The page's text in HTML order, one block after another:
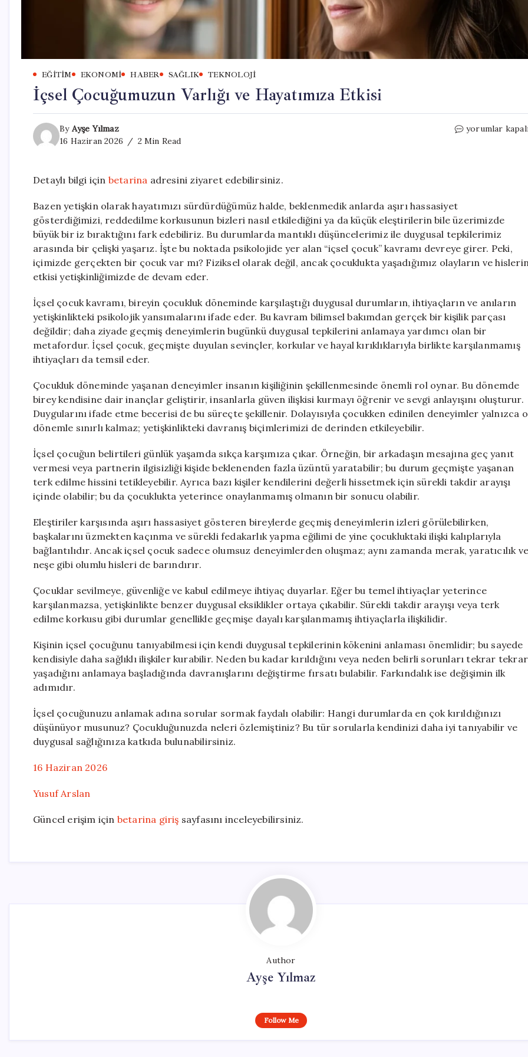
EĞITIM EKONOMI HABER SAĞLIK TEKNOLOJI
İçsel Çocuğumuzun Varlığı ve Hayatımıza Etkisi
By Ayşe Yılmaz
16 Haziran 2026
2 Min Read
İçsel
yorumlar
Detaylı bilgi için betarina adresini ziyaret edebilirsiniz.
Bazen yetişkin olarak hayatımızı sürdürdüğümüz halde, beklenmedik anlarda aşırı hassasiyet
gösterdiğimizi, reddedilme korkusunun bizleri nasıl etkilediğini ya da küçük eleştirilerin bile üzerimizde
büyük bir iz bıraktığını fark edebiliriz. Bu durumlarda mantıklı düşüncelerimiz ile duygusal tepkilerimiz
arasında bir çelişki yaşarız. İşte bu noktada psikolojide yer alan “içsel çocuk” kavramı devreye girer. Peki,
içimizde gerçekten bir çocuk var mı? Fiziksel olarak değil, ancak çocuklukta yaşadığımız olayların ve
etkisi yetişkinliğimizde de devam eder.
İçsel çocuk kavramı, bireyin çocukluk döneminde karşılaştığı duygusal durumların, ihtiyaçların ve anıların
yetişkinlikteki psikolojik yansımalarını ifade eder. Bu kavram bilimsel bakımdan gerçek bir kişilik parçası
değildir; daha ziyade geçmiş deneyimlerin bugünkü duygusal tepkilerini anlamaya yardımcı olan bir
metafordur. İçsel çocuk, geçmişte duyulan sevinçler, korkular ve hayal kırıklıklarıyla birlikte karşılanmamış
ihtiyaçları da temsil eder.
Çocukluk döneminde yaşanan deneyimler insanın kişiliğinin şekillenmesinde önemli rol oynar. Bu dönemde
birey kendisine dair inançlar geliştirir, insanlarla güven ilişkisi kurmayı öğrenir ve sevgi anlayışını oluşturur.
Duygularını ifade etme becerisi de bu süreçte şekillenir. Dolayısıyla çocukken edinilen deneyimler yalnızca o
dönemle sınırlı kalmaz; yetişkinlikteki davranış biçimlerimizi de derinden etkileyebilir.
İçsel çocuğun belirtileri günlük yaşamda sıkça karşımıza çıkar. Örneğin, bir arkadaşın mesajına geç yanıt
vermesi veya partnerin ilgisizliği kişide beklenenden fazla üzüntü yaratabilir; bu durum geçmişte yaşanan
terk edilme hissini tetikleyebilir. Ayrıca bazı kişiler kendilerini değerli hissetmek için sürekli takdir arayışı
içinde olabilir; bu da çocuklukta yeterince onaylanmamış olmanın bir sonucu olabilir.
Eleştiriler karşısında aşırı hassasiyet gösteren bireylerde geçmiş deneyimlerin izleri görülebilirken,
başkalarını üzmekten kaçınma ve sürekli fedakarlık yapma eğilimi de yine çocukluktaki ilişki kalıplarıyla
bağlantılıdır. Ancak içsel çocuk sadece olumsuz deneyimlerden oluşmaz; aynı zamanda merak, yaratıcılık
neşe gibi olumlu hisleri de barındırır.
Çocuklar sevilmeye, güvenliğe ve kabul edilmeye ihtiyaç duyarlar. Eğer bu temel ihtiyaçlar yeterince
karşılanmazsa, yetişkinlikte benzer duygusal eksiklikler ortaya çıkabilir. Sürekli takdir arayışı veya terk
edilme korkusu gibi durumlar genellikle geçmişe dayalı karşılanmamış ihtiyaçlarla ilişkilidir.
Kişinin içsel çocuğunu tanıyabilmesi için kendi duygusal tepkilerinin kökenini anlaması önemlidir; bu sayede
kendisiyle daha sağlıklı ilişkiler kurabilir. Neden bu kadar kırıldığını veya neden belirli sorunları tekrar tekrar
yaşadığını anlamaya başladığında davranışlarını değiştirme fırsatı bulabilir. Farkındalık ise değişimin ilk
adımıdır.
İçsel çocuğunuzu anlamak adına sorular sormak faydalı olabilir: Hangi durumlarda en çok kırıldığınızı
düşünüyor musunuz? Çocukluğunuzda neleri özlemiştiniz? Bu tür sorularla kendinizi daha iyi tanıyabilir ve
duygusal sağlığınıza katkıda bulunabilirsiniz.
16 Haziran 2026
Yusuf Arslan
Güncel erişim için betarina giriş sayfasını inceleyebilirsiniz.
Author
Ayşe Yılmaz
Follow Me